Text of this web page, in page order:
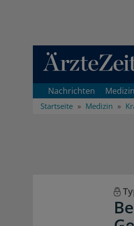
Direkt zum Inhaltsbereich
Nachrichten Medizin
Startseite Medizin